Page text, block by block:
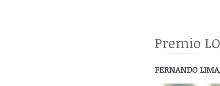
Premio
FERNANDO